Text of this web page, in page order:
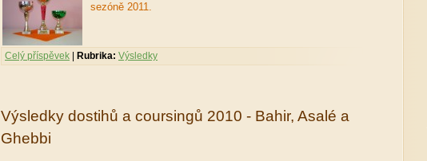
sezóně 2011.
Celý příspěvek Rubrika: Výsledky
Výsledky dostihů a coursingů 2010 - Bahir, Asalé a
Ghebbi